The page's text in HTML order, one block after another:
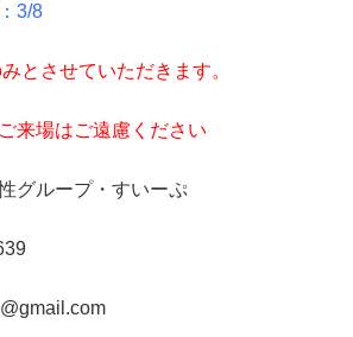
3/8
とさせていただきます。
来場はご遠慮ください
グループ・すいーぷ